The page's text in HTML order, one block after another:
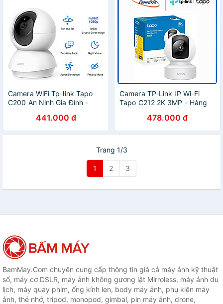
Camera WiFi Tp-link Tapo
C200 An Ninh Gia Đình -
441.000 đ
Camera TP-Link IP Wi-Fi
Tapo C212 2K 3MP - Hàng
478.000 đ
Trang 1/3
1 2 3
BamMay.Com chuyên cung cấp thông tin giá cả máy ảnh kỹ thuật
số, máy cơ DSLR, máy ảnh không gương lật Mirroless, máy ảnh du
lịch, máy quay phim, ống kính len, body máy ảnh, phụ kiện máy
ảnh, thẻ nhớ, tripod, monopod, gimbal, pin máy ảnh, drone,